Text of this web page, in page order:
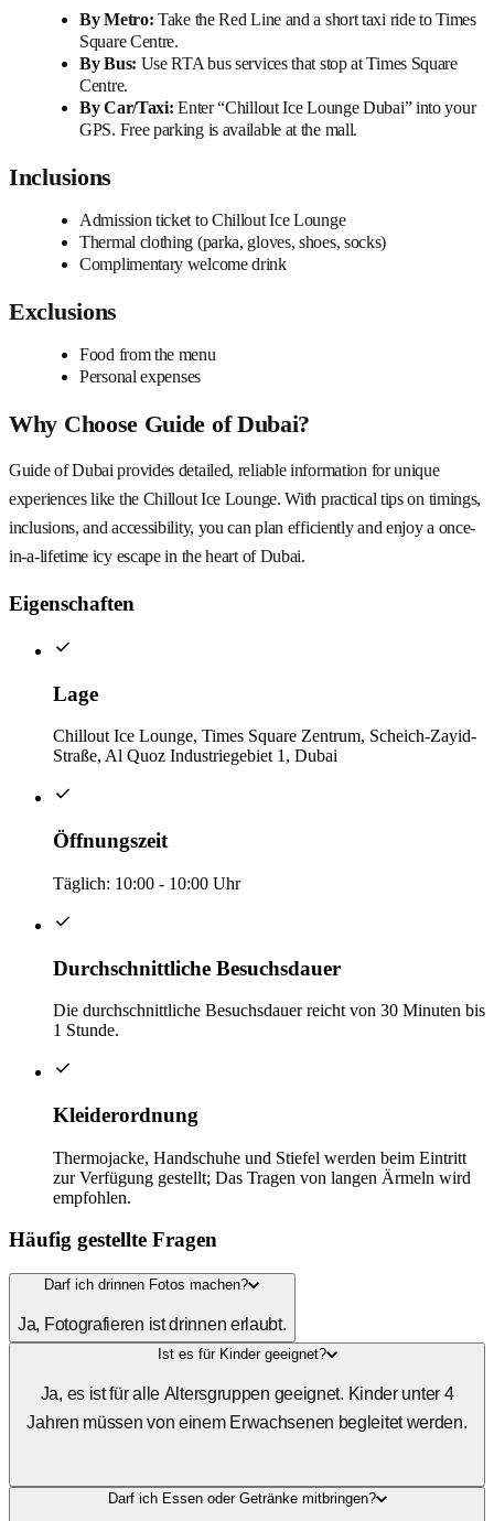
By Metro: Take the Red Line and a short taxi ride to Times
Square Centre.
By Bus: Use RTA bus services that stop at Times Square
Centre.
By Car/Taxi: Enter “Chillout Ice Lounge Dubai” into your
GPS. Free parking is available at the mall.
Inclusions
Admission ticket to Chillout Ice Lounge
Thermal clothing (parka, gloves, shoes, socks)
Complimentary welcome drink
Exclusions
Food from the menu
Personal expenses
Why Choose Guide of Dubai?
Guide of Dubai provides detailed, reliable information for unique
experiences like the Chillout Ice Lounge. With practical tips on timings,
inclusions, and accessibility, you can plan efficiently and enjoy a once-
in-a-lifetime icy escape in the heart of Dubai.
Eigenschaften
Lage
Chillout Ice Lounge, Times Square Zentrum, Scheich-Zayid-
Straße, Al Quoz Industriegebiet 1, Dubai
Öffnungszeit
Täglich: 10:00 - 10:00 Uhr
Durchschnittliche Besuchsdauer
Die durchschnittliche Besuchsdauer reicht von 30 Minuten bis
1 Stunde.
Kleiderordnung
Thermojacke, Handschuhe und Stiefel werden beim Eintritt
zur Verfügung gestellt; Das Tragen von langen Ärmeln wird
empfohlen.
Häufig gestellte Fragen
Darf ich drinnen Fotos machen?
Ja, Fotografieren ist drinnen erlaubt.
Ist es für Kinder geeignet?
Ja, es ist für alle Altersgruppen geeignet. Kinder unter 4
Jahren müssen von einem Erwachsenen begleitet werden.
Darf ich Essen oder Getränke mitbringen?